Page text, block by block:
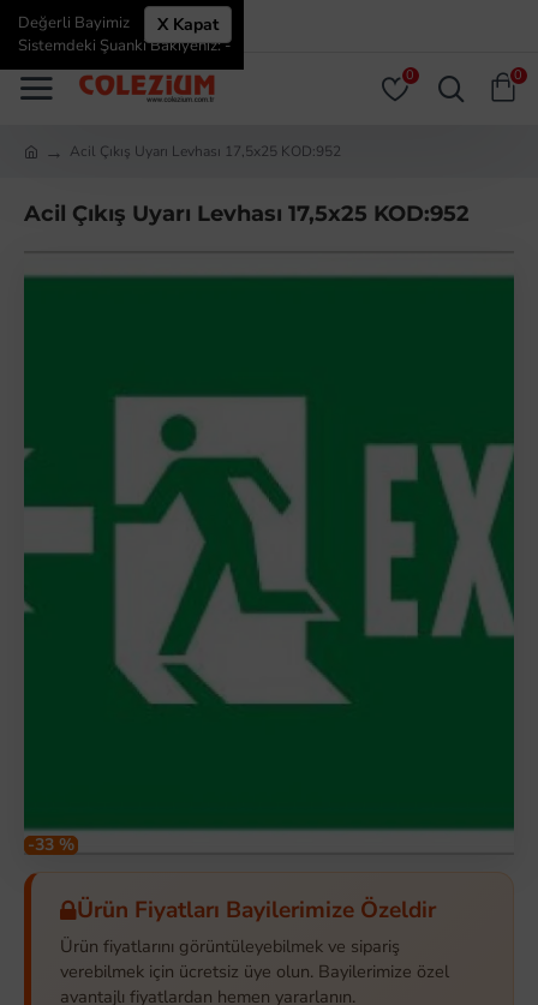
ÜYE GIRIŞI ÜYE OL
0 0
X Kapat
Değerli Bayimiz
Sistemdeki Şuanki Bakiyeniz: -
Acil Çıkış Uyarı Levhası 17,5x25 KOD:952
Acil Çıkış Uyarı Levhası 17,5x25 KOD:952
-33 %
Ürün Fiyatları Bayilerimize Özeldir
Ürün fiyatlarını görüntüleyebilmek ve sipariş
verebilmek için ücretsiz üye olun. Bayilerimize özel
avantajlı fiyatlardan hemen yararlanın.